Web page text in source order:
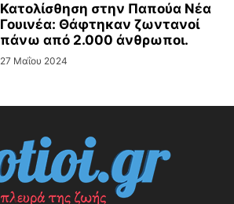
Κατολίσθηση στην Παπούα Νέα
Γουινέα: Θάφτηκαν ζωντανοί
πάνω από 2.000 άνθρωποι.
27 Μαΐου 2024